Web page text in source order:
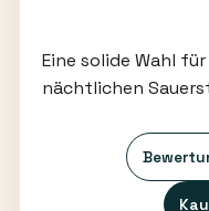
Eine solide Wahl
nächtlichen